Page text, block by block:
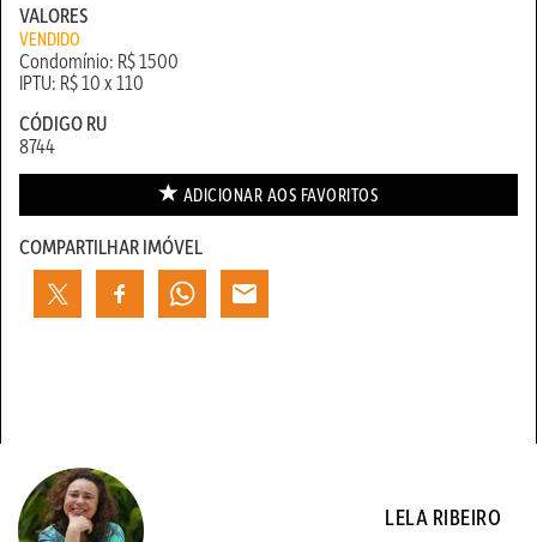
VALORES
VENDIDO
Condomínio: R$ 1500
IPTU: R$ 10 x 110
CÓDIGO RU
8744
ADICIONAR AOS FAVORITOS
COMPARTILHAR IMÓVEL
LELA RIBEIRO